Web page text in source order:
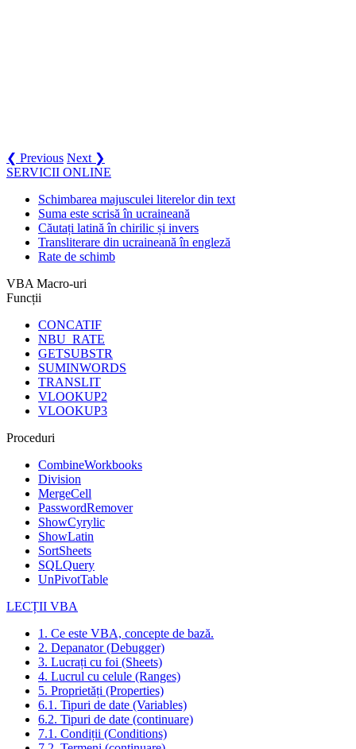
❮ Previous Next ❯
SERVICII ONLINE
Schimbarea majusculei literelor din text
Suma este scrisă în ucraineană
Căutați latină în chirilic și invers
Transliterare din ucraineană în engleză
Rate de schimb
VBA Macro-uri
Funcții
CONCATIF
NBU_RATE
GETSUBSTR
SUMINWORDS
TRANSLIT
VLOOKUP2
VLOOKUP3
Proceduri
CombineWorkbooks
Division
MergeCell
PasswordRemover
ShowCyrylic
ShowLatin
SortSheets
SQLQuery
UnPivotTable
LECȚII VBA
1. Ce este VBA, concepte de bază.
2. Depanator (Debugger)
3. Lucrați cu foi (Sheets)
4. Lucrul cu celule (Ranges)
5. Proprietăți (Properties)
6.1. Tipuri de date (Variables)
6.2. Tipuri de date (continuare)
7.1. Condiții (Conditions)